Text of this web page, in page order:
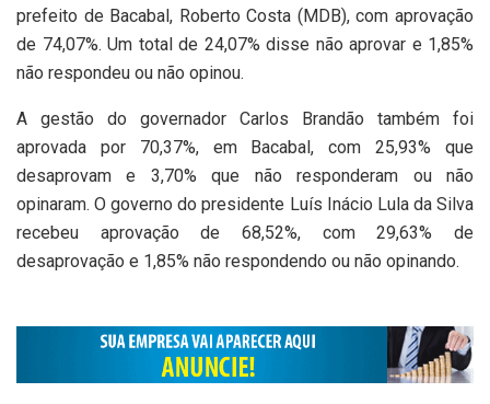
prefeito de Bacabal, Roberto Costa (MDB), com aprovação
de 74,07%. Um total de 24,07% disse não aprovar e 1,85%
não respondeu ou não opinou.
A gestão do governador Carlos Brandão também foi
aprovada por 70,37%, em Bacabal, com 25,93% que
desaprovam e 3,70% que não responderam ou não
opinaram. O governo do presidente Luís Inácio Lula da Silva
recebeu aprovação de 68,52%, com 29,63% de
desaprovação e 1,85% não respondendo ou não opinando.